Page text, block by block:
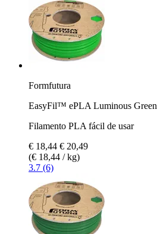
Formfutura
EasyFil™ ePLA Luminous Green
Filamento PLA fácil de usar
€ 18,44 € 20,49
(€ 18,44 / kg)
3.7 (6)